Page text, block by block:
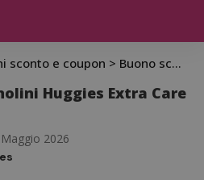
sconto e coupon > Buono sconto pannolini Huggies Extra Care Bebè da 5€
Huggies Extra Care
2026